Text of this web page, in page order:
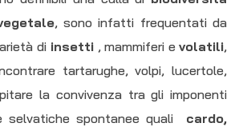
, sono infatti frequentati da
diinsetti , mammiferi e volatili,
tartarughe, volpi, lucertole,
la convivenza tra gli imponenti
selvatiche spontanee quali cardo,